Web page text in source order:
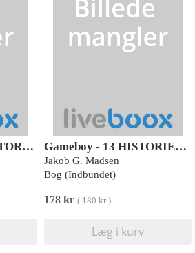
Hovedjæger - 13 HISTORIER – BOG 1 Gameboy - 13 HISTORIER – BOG 2
Jakob G. Madsen
Bog (Indbundet)
178 kr ( 180 kr)
Læg i kurv